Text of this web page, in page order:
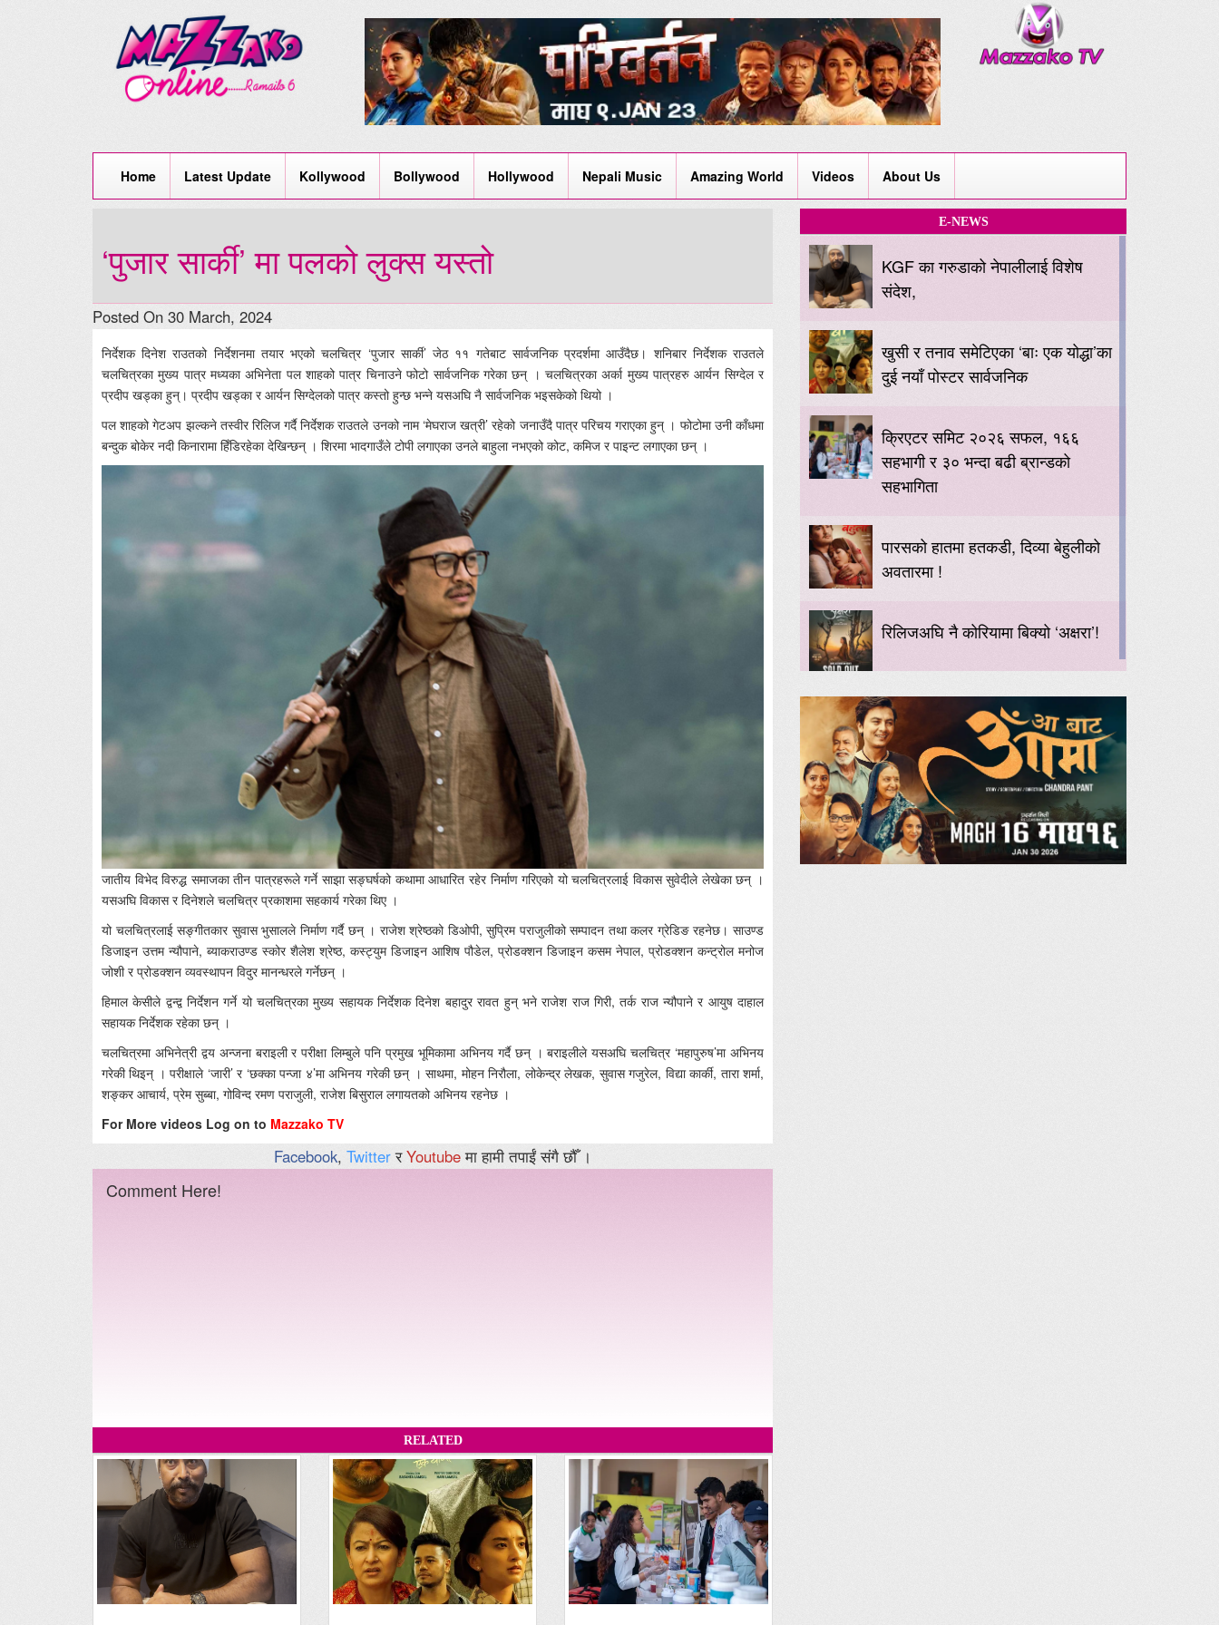
Home Latest Update Kollywood Bollywood Hollywood Nepali Music Amazing World Videos About Us
‘पुजार सार्की’ मा पलको लुक्स यस्तो
Posted On 30 March, 2024
निर्देशक दिनेश राउतको निर्देशनमा तयार भएको चलचित्र ‘पुजार सार्की’ जेठ ११ गतेबाट सार्वजनिक प्रदर्शमा आउँदैछ। शनिबार निर्देशक राउतले
चलचित्रका मुख्य पात्र मध्यका अभिनेता पल शाहको पात्र चिनाउने फोटो सार्वजनिक गरेका छन् । चलचित्रका अर्का मुख्य पात्रहरु आर्यन सिग्देल र
प्रदीप खड्का हुन्। प्रदीप खड्का र आर्यन सिग्देलको पात्र कस्तो हुन्छ भन्ने यसअघि नै सार्वजनिक भइसकेको थियो ।
पल शाहको गेटअप झल्कने तस्वीर रिलिज गर्दै निर्देशक राउतले उनको नाम ‘मेघराज खत्री’ रहेको जनाउँदै पात्र परिचय गराएका हुन् । फोटोमा उनी काँधमा
बन्दुक बोकेर नदी किनारामा हिँडिरहेका देखिन्छन् । शिरमा भादगाउँले टोपी लगाएका उनले बाहुला नभएको कोट, कमिज र पाइन्ट लगाएका छन् ।
जातीय विभेद विरुद्ध समाजका तीन पात्रहरूले गर्ने साझा सङ्घर्षको कथामा आधारित रहेर निर्माण गरिएको यो चलचित्रलाई विकास सुवेदीले लेखेका छन् ।
यसअघि विकास र दिनेशले चलचित्र प्रकाशमा सहकार्य गरेका थिए ।
यो चलचित्रलाई सङ्गीतकार सुवास भुसालले निर्माण गर्दै छन् । राजेश श्रेष्ठको डिओपी, सुप्रिम पराजुलीको सम्पादन तथा कलर ग्रेडिङ रहनेछ। साउण्ड
डिजाइन उत्तम न्यौपाने, ब्याकराउण्ड स्कोर शैलेश श्रेष्ठ, कस्ट्युम डिजाइन आशिष पौडेल, प्रोडक्शन डिजाइन कसम नेपाल, प्रोडक्शन कन्ट्रोल मनोज
जोशी र प्रोडक्शन व्यवस्थापन विदुर मानन्धरले गर्नेछन् ।
हिमाल केसीले द्वन्द्व निर्देशन गर्ने यो चलचित्रका मुख्य सहायक निर्देशक दिनेश बहादुर रावत हुन् भने राजेश राज गिरी, तर्क राज न्यौपाने र आयुष दाहाल
सहायक निर्देशक रहेका छन् ।
चलचित्रमा अभिनेत्री द्वय अन्जना बराइली र परीक्षा लिम्बुले पनि प्रमुख भूमिकामा अभिनय गर्दै छन् । बराइलीले यसअघि चलचित्र ‘महापुरुष’मा अभिनय
गरेकी थिइन् । परीक्षाले ‘जारी’ र ‘छक्का पन्जा ४’मा अभिनय गरेकी छन् । साथमा, मोहन निरौला, लोकेन्द्र लेखक, सुवास गजुरेल, विद्या कार्की, तारा शर्मा,
शङ्कर आचार्य, प्रेम सुब्बा, गोविन्द रमण पराजुली, राजेश बिसुराल लगायतको अभिनय रहनेछ ।
For More videos Log on to Mazzako TV
Facebook, TwitterरYoutubeमा हामी तपाईं संगै छौँ ।
Comment Here!
RELATED
E-NEWS
KGF का गरुडाको नेपालीलाई विशेष
संदेश,
खुसी र तनाव समेटिएका ‘बाः एक योद्धा’का
दुई नयाँ पोस्टर सार्वजनिक
क्रिएटर समिट २०२६ सफल, १६६
सहभागी र ३० भन्दा बढी ब्रान्डको
सहभागिता
पारसको हातमा हतकडी, दिव्या बेहुलीको
अवतारमा !
रिलिजअघि नै कोरियामा बिक्यो ‘अक्षरा’!